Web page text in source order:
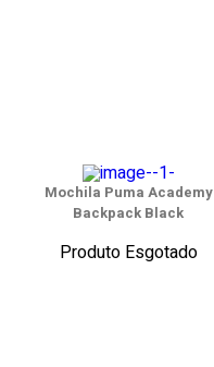
Mochila Puma Academy
Backpack Black
Produto Esgotado